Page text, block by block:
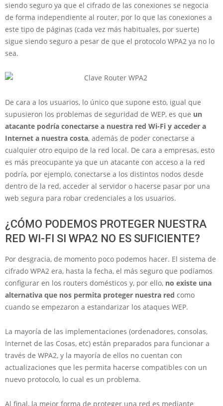
siendo seguro ya que el cifrado de las conexiones se negocia
de forma independiente al router, por lo que las conexiones a
este tipo de páginas (cada vez más habituales, por suerte)
sigue siendo seguro a pesar de que el protocolo WPA2 ya no lo
sea.
De cara a los usuarios, lo único que supone esto, igual que
supusieron los problemas de seguridad de WEP, es que un
atacante podría conectarse a nuestra red Wi-Fi y acceder a
Internet a nuestra costa, además de poder conectarse a
cualquier otro equipo de la red local. De cara a empresas, esto
es más preocupante ya que un atacante con acceso a la red
podría, por ejemplo, conectarse a los distintos nodos desde
dentro de la red, acceder al servidor o hacerse pasar por una
web segura para robar credenciales a los usuarios.
¿CÓMO PODEMOS PROTEGER NUESTRA
RED WI-FI SI WPA2 NO ES SUFICIENTE?
Por desgracia, de momento poco podemos hacer. El sistema de
cifrado WPA2 era, hasta la fecha, el más seguro que podíamos
configurar en los routers domésticos y, por ello, no existe una
alternativa que nos permita proteger nuestra red como
cuando se empezaron a estandarizar los ataques WEP.
La mayoría de las implementaciones (ordenadores, consolas,
Internet de las Cosas, etc) están preparados para funcionar a
través de WPA2, y la mayoría de ellos no cuentan con
actualizaciones que les permita hacerse compatibles con un
nuevo protocolo, lo cual es un problema.
Al final, la mejor forma de proteger una red es mediante